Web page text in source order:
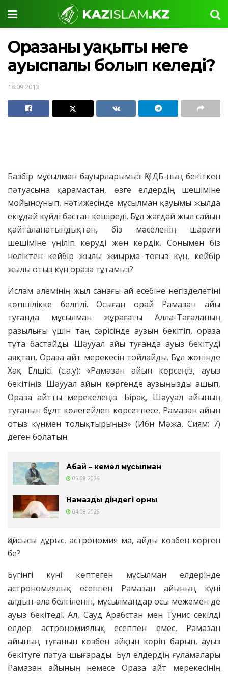
Оразаның уақыты неге
ауыспалы болып келеді?
18.09.2013
Базбір мұсылман бауырларымыз ҚМДБ-ның бекіткен
пәтуасына қарамастан, өзге елдердің шешіміне
мойынсұнып, нәтижесінде мұсылман қауымы жылда
екіұдай күйді бастан кешіреді. Бұл жағдай жыл сайын
қайталанатындықтан, біз мәселенің шариғи
шешіміне үңіліп көруді жөн көрдік. Сонымен біз
неліктен кейбір жылы жиырма тоғыз күн, кейбір
жылы отыз күн ораза тұтамыз?
Ислам әлемінің жыл санағы ай есебіне негізделетіні
көпшілікке белгілі. Осыған орай Рамазан айы
туғанда мұсылман жұрағаты Алла-Тағаланың
разылығы үшін таң сәрісінде аузын бекітіп, ораза
тұта бас­тайды. Шәууал айы туғанда ауыз бекітуді
аяқтап, Ораза айт мерекесін тойлайды. Бұл жөнінде
Хақ Елшісі (с.а.у): «Рамазан айын көрсеңіз, ауыз
бекітіңіз. Шәууал айын көргенде аузыңызды ашып,
Ораза айтты мерекелеңіз. Бірақ, Шәууал айының
туғанын бұлт көлегейлеп көрсетпесе, Рамазан айын
отыз күнмен толықтырыңыз» (Ибн Мәжа, Сиям: 7)
деген болатын.
Абай – кемел мұсылман
05.08.2026
Намаздың діндегі орны
04.08.2026
Қайсысы дұрыс, астрономия ма, айды көзбен көрген
бе?
Бүгінгі күні көптеген мұсылман елдерінде
астрономиялық есеппен Рамазан айының күні
алдын-ала белгіленіп, мұсылмандар осы межемен де
ауыз бекітеді. Ал, Сауд Арабстан мен Тунис секілді
елдер астрономиялық есеппен емес, Рамазан
айының туғанын көзбен айқын көріп барып, ауыз
бекітуге пәтуа шығарады. Бұл елдердің ғұламалары
Рамазан айының немесе Ораза айт мерекесінің